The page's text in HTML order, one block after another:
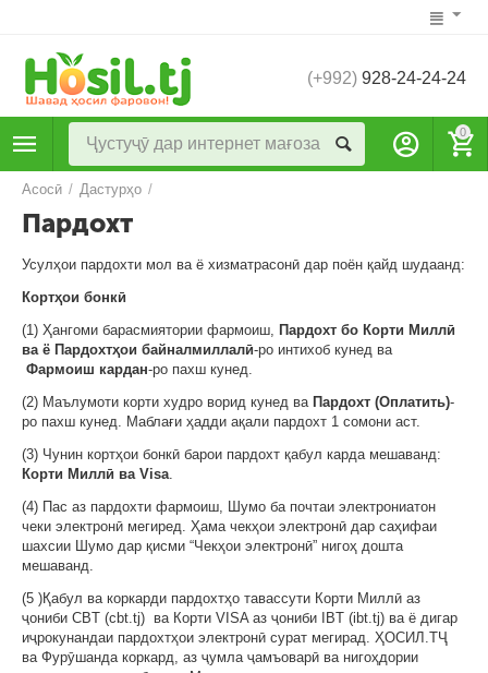
(+992) 928-24-24-24
0
Асосӣ / Дастурҳо /
Пардохт
Усулҳои пардохти мол ва ё хизматрасонӣ дар поён қайд шудаанд:
Кортҳои бонкӣ
(1) Ҳангоми барасмиятории фармоиш, Пардохт бо Корти Миллӣ
ва ё Пардохтҳои байналмиллалӣ-ро интихоб кунед ва
Фармоиш кардан-ро пахш кунед.
(2) Маълумоти корти худро ворид кунед ва Пардохт (Оплатить)-
ро пахш кунед. Маблағи ҳадди ақали пардохт 1 сомони аст.
(3) Чунин кортҳои бонкӣ барои пардохт қабул карда мешаванд:
Корти Миллӣ ва Visa.
(4) Пас аз пардохти фармоиш, Шумо ба почтаи электрониатон
чеки электронӣ мегиред. Ҳама чекҳои электронӣ дар саҳифаи
шахсии Шумо дар қисми “Чекҳои электронӣ” нигоҳ дошта
мешаванд.
(5 )Қабул ва коркарди пардохтҳо тавассути Корти Миллӣ аз
ҷониби CBT (cbt.tj) ва Корти VISA аз ҷониби IBT (ibt.tj) ва ё дигар
иҷрокунандаи пардохтҳои электронӣ сурат мегирад. ҲОСИЛ.ТҶ
ва Фурӯшанда коркард, аз ҷумла ҷамъоварӣ ва нигоҳдории